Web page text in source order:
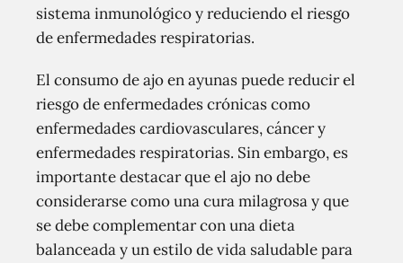
sistema inmunológico y reduciendo el riesgo
de enfermedades respiratorias.
El consumo de ajo en ayunas puede reducir el
riesgo de enfermedades crónicas como
enfermedades cardiovasculares, cáncer y
enfermedades respiratorias. Sin embargo, es
importante destacar que el ajo no debe
considerarse como una cura milagrosa y que
se debe complementar con una dieta
balanceada y un estilo de vida saludable para